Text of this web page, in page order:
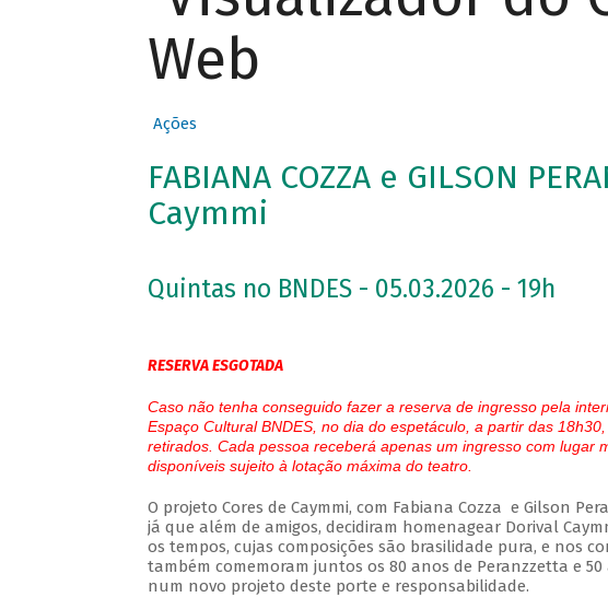
Web
Ações
FABIANA COZZA e GILSON
Caymmi
Quintas no BNDES - 05.03.2026 - 19h
RESERVA ESGOTADA
Caso não tenha conseguido fazer a reserva de ingresso pela
Espaço Cultural BNDES, no dia do espetáculo, a partir das
retirados. Cada pessoa receberá apenas um ingresso com lugar
disponíveis sujeito à lotação máxima do teatro.
O projeto Cores de Caymmi, com Fabiana Cozza e Gilson
já que além de amigos, decidiram homenagear Dorival
os tempos, cujas composições são brasilidade pura, e nos
também comemoram juntos os 80 anos de Peranzzetta e
num novo projeto deste porte e responsabilidade.